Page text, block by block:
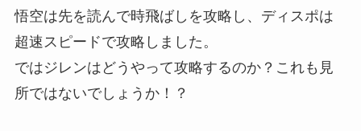
悟空は先を読んで時飛ばしを攻略し、ディスポは
超速スピードで攻略しました。
ではジレンはどうやって攻略するのか？これも見
所ではないでしょうか！？